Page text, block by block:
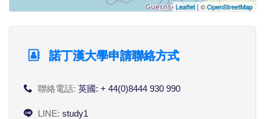
Leaflet | ©OpenStreetMap
諾丁漢大學申請聯絡方式
聯絡電話: 英國: + 44(0)8444 930 990
LINE: study1